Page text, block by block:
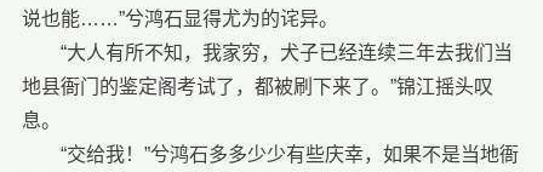
说也能……”兮鸿石显得尤为的诧异。
“大人有所不知，我家穷，犬子已经连续三年去我们当
地县衙门的鉴定阁考试了，都被刷下来了。”锦江摇头叹
息。
“交给我！”兮鸿石多多少少有些庆幸，如果不是当地衙